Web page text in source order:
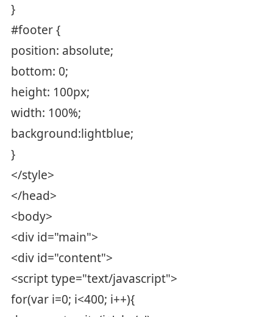
}
#footer {
position: absolute;
bottom: 0;
height: 100px;
width: 100%;
background:lightblue;
}
</style>
</head>
<body>
<div id="main">
<div id="content">
<script type="text/javascript">
for(var i=0; i<400; i++){